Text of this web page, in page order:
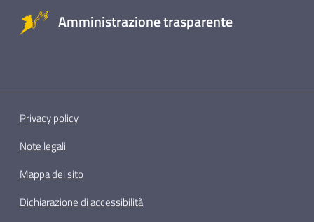
Amministrazione trasparente
Privacy policy
Note legali
Mappa del sito
Dichiarazione di accessibilità